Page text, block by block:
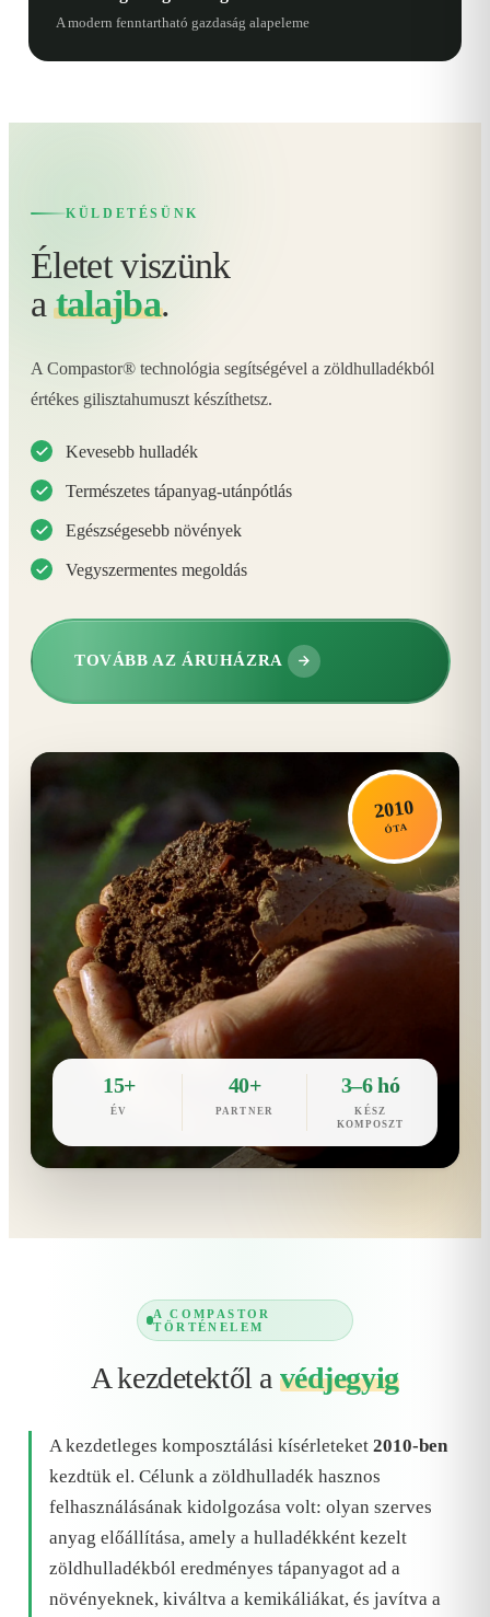
A modern fenntartható gazdaság alapeleme
KÜLDETÉSÜNK
Életet viszünk
atalajba.
A Compastor® technológia segítségével a zöldhulladékból
értékes gilisztahumuszt készíthetsz.
Kevesebb hulladék
Természetes tápanyag-utánpótlás
Egészségesebb növények
Vegyszermentes megoldás
TOVÁBB AZ ÁRUHÁZRA
2010
ÓTA
15+
ÉV
40+
PARTNER
3–6 hó
KÉSZ
KOMPOSZT
A COMPASTOR
TÖRTÉNELEM
A kezdetektől a védjegyig
A kezdetleges komposztálási kísérleteket 2010-ben
kezdtük el. Célunk a zöldhulladék hasznos
felhasználásának kidolgozása volt: olyan szerves
anyag előállítása, amely a hulladékként kezelt
zöldhulladékból eredményes tápanyagot ad a
növényeknek, kiváltva a kemikáliákat, és javítva a